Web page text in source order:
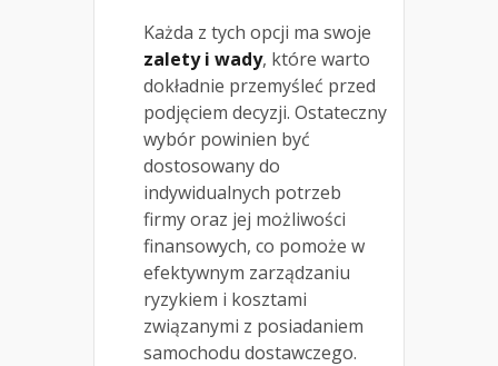
Każda z tych opcji ma swoje
zalety i wady, które warto
dokładnie przemyśleć przed
podjęciem decyzji. Ostateczny
wybór powinien być
dostosowany do
indywidualnych potrzeb
firmy oraz jej możliwości
finansowych, co pomoże w
efektywnym zarządzaniu
ryzykiem i kosztami
związanymi z posiadaniem
samochodu dostawczego.